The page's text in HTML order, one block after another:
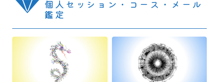
個人セッション・コース・メール
鑑定